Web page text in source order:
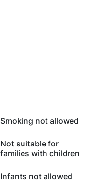
Smoking not allowed
Not suitable for
families with children
Infants not allowed